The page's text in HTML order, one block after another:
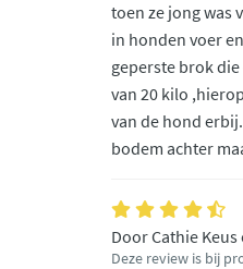
toen ze jong was
in honden voer
geperste brok
van 20 kilo
van de hond
bodem achter
Door Cathie
Deze review is bij